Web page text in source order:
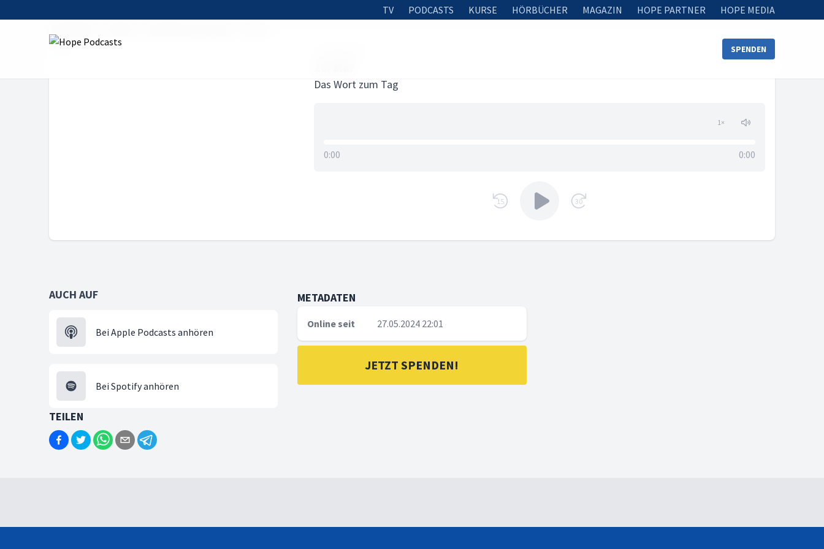
TV PODCASTS KURSE HÖRBÜCHER MAGAZIN HOPE PARTNER HOPE MEDIA
SPENDEN
Das Wort zum Tag
1×
0:00 0:00
15 30
AUCH AUF
Bei Apple Podcasts anhören
Bei Spotify anhören
METADATEN
Online seit 27.05.2024 22:01
JETZT SPENDEN!
TEILEN